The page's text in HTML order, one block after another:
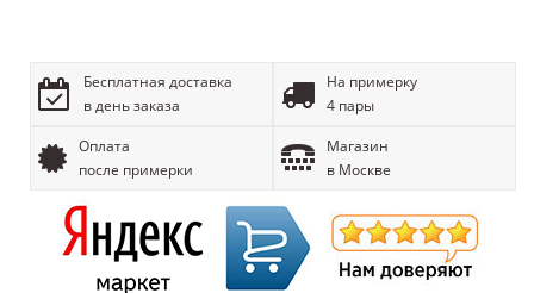
Бесплатная доставка
в день заказа
На примерку
4 пары
Оплата
после примерки
Магазин
в Москве